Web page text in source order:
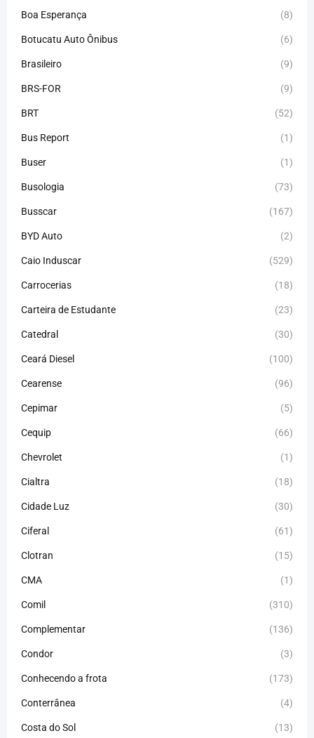
Boa Esperança (8)
Botucatu Auto Ônibus (6)
Brasileiro (9)
BRS-FOR (9)
BRT (52)
Bus Report (1)
Buser (1)
Busologia (73)
Busscar (167)
BYD Auto (2)
Caio Induscar (529)
Carrocerias (18)
Carteira de Estudante (23)
Catedral (30)
Ceará Diesel (100)
Cearense (96)
Cepimar (5)
Cequip (66)
Chevrolet (1)
Cialtra (18)
Cidade Luz (30)
Ciferal (61)
Clotran (15)
CMA (1)
Comil (310)
Complementar (136)
Condor (3)
Conhecendo a frota (173)
Conterrânea (4)
Costa do Sol (13)